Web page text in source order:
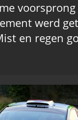
werd
en regen